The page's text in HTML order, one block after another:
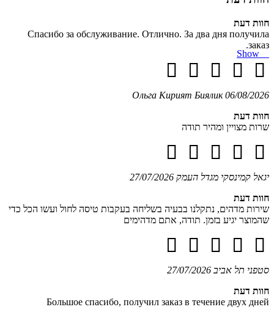
Show
חוות דעת
Спасибо за обслуживание. Отлично. За два дня получила
заказ.
Ольга Кирият Биялик 06/08/2026
חוות דעת
שרות מצויין ומהיר תודה
יגאל קמינסקי מגדל העמק 27/07/2026
חוות דעת
שירות מדהים, נתקלנו בבעיה בשליחה בעקבות טיסה לחול ועשו הכל כדי
שהמוצר יגיע בזמן. תודה, אתם מדהימים
סטפני תל אביב 27/07/2026
חוות דעת
Большое спасибо, получил заказ в течение двух дней